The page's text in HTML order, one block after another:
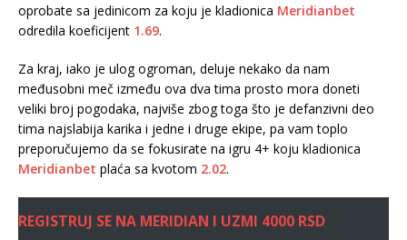
oprobate sa jedinicom za koju je kladionica Meridianbet
odredila koeficijent 1.69.
Za kraj, iako je ulog ogroman, deluje nekako da nam
međusobni meč između ova dva tima prosto mora doneti
veliki broj pogodaka, najviše zbog toga što je defanzivni deo
tima najslabija karika i jedne i druge ekipe, pa vam toplo
preporučujemo da se fokusirate na igru 4+ koju kladionica
Meridianbet plaća sa kvotom 2.02.
REGISTRUJ SE NA MERIDIAN I UZMI 4000 RSD